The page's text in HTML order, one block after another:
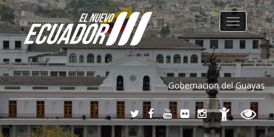
Gobernacion del Guayas
Toggle
navigation